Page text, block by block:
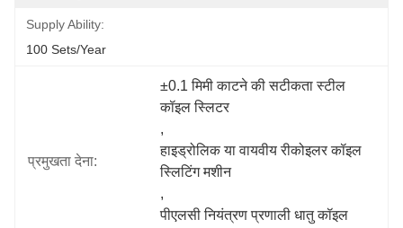
Supply Ability:
100 Sets/year
प्रमुखता देना:
±0.1 मिमी काटने की सटीकता स्टील
कॉइल स्लिटर
,
हाइड्रोलिक या वायवीय रीकोइलर कॉइल
स्लिटिंग मशीन
,
पीएलसी नियंत्रण प्रणाली धातु कॉइल